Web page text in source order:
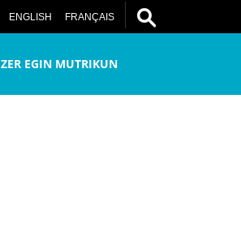
ENGLISH FRANÇAIS
ZER EGIN MUTRIKUN